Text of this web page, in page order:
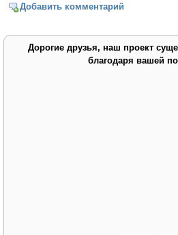
Добавить комментарий
Дорогие друзья, наш проект
благодаря вашей